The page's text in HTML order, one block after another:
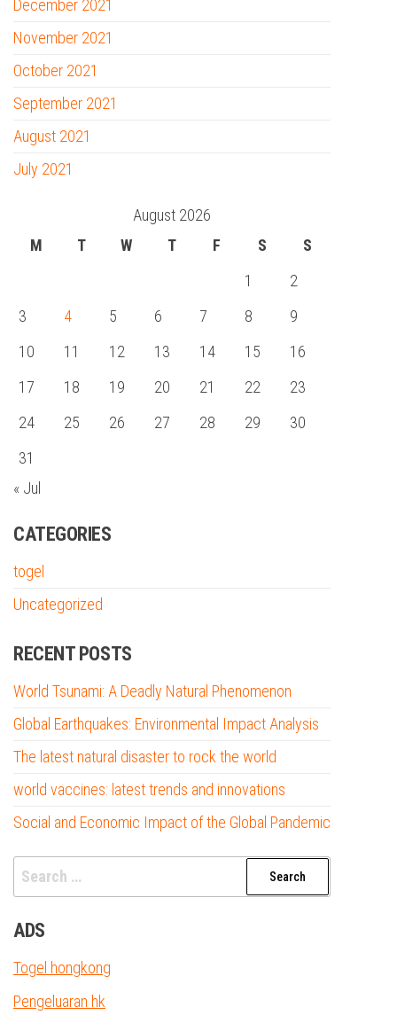
December 2021
November 2021
October 2021
September 2021
August 2021
July 2021
August 2026
M
T W T F S
S
1
2
3
4 5 6 7 8
9
10
11 12 13 14 15
16
17
18 19 20 21 22
23
24
25 26 27 28 29
30
31
« Jul
CATEGORIES
togel
Uncategorized
RECENT POSTS
World Tsunami: A Deadly Natural Phenomenon
Global Earthquakes: Environmental Impact Analysis
The latest natural disaster to rock the world
world vaccines: latest trends and innovations
Social and Economic Impact of the Global Pandemic
Search
for:
ADS
Togel hongkong
Pengeluaran hk